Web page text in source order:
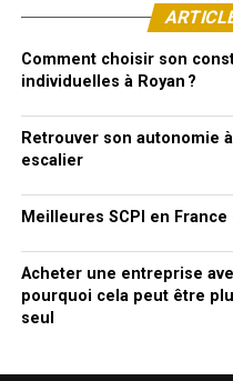
Comment choisir son
individuelles à Royan ?
Retrouver son autonomie
escalier
Meilleures SCPI en
Acheter une entreprise
pourquoi cela peut être
seul